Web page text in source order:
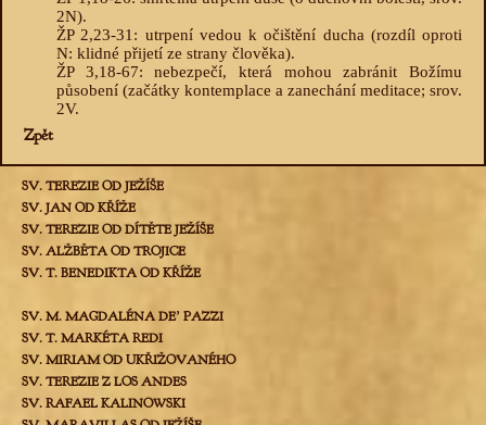
2N).
ŽP 2,23-31: utrpení vedou k očištění ducha (rozdíl oproti
N: klidné přijetí ze strany člověka).
ŽP 3,18-67: nebezpečí, která mohou zabránit Božímu
působení (začátky kontemplace a zanechání meditace; srov.
2V.
Zpět
SV. TEREZIE OD JEŽÍŠE
SV. JAN OD KŘÍŽE
SV. TEREZIE OD DÍTĚTE JEŽÍŠE
SV. ALŽBĚTA OD TROJICE
SV. T. BENEDIKTA OD KŘÍŽE
SV. M. MAGDALÉNA DEʼ PAZZI
SV. T. MARKÉTA REDI
SV. MIRIAM OD UKŘIŽOVANÉHO
SV. TEREZIE Z LOS ANDES
SV. RAFAEL KALINOWSKI